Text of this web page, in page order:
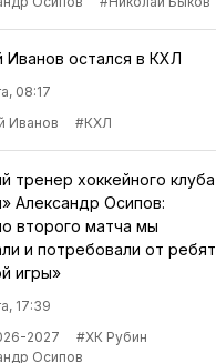
Иванов остался в КХЛ
08:17
Иванов
#КХЛ
тренер хоккейного клуба
Александр Осипов:
второго матча мы
и потребовали от ребят
игры»
17:39
2027
#ХК Рубин
Осипов